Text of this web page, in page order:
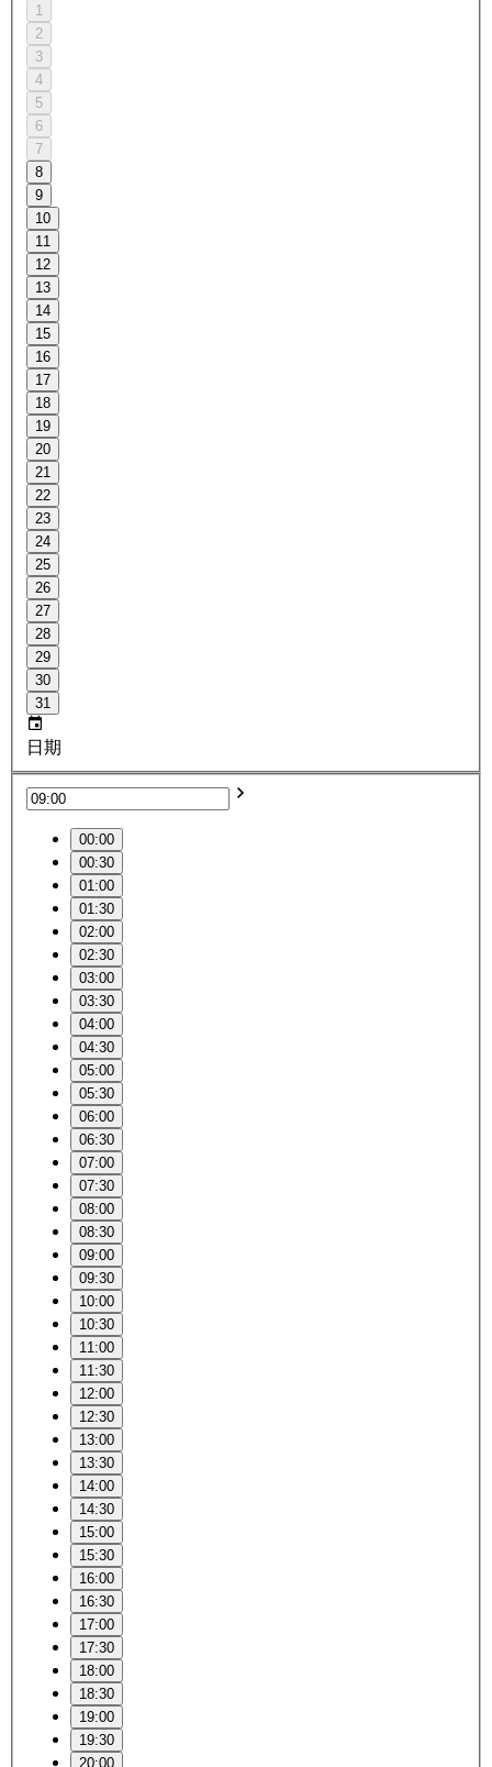
1
2
3
4
5
6
7
8
9
10
11
12
13
14
15
16
17
18
19
20
21
22
23
24
25
26
27
28
29
30
31
日期
00:00
00:30
01:00
01:30
02:00
02:30
03:00
03:30
04:00
04:30
05:00
05:30
06:00
06:30
07:00
07:30
08:00
08:30
09:00
09:30
10:00
10:30
11:00
11:30
12:00
12:30
13:00
13:30
14:00
14:30
15:00
15:30
16:00
16:30
17:00
17:30
18:00
18:30
19:00
19:30
20:00